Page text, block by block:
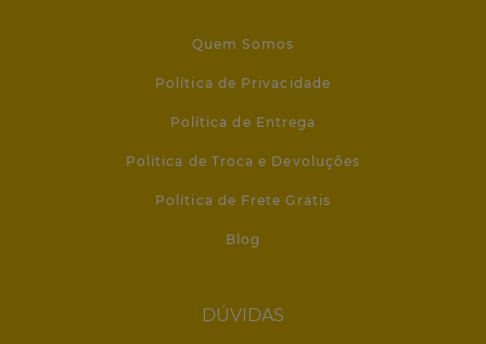
Quem Somos
Política de Privacidade
Política de Entrega
Política de Troca e Devoluções
Política de Frete Grátis
Blog
DÚVIDAS